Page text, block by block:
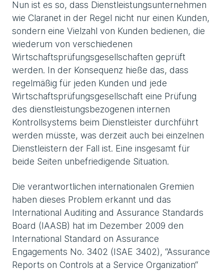
Nun ist es so, dass Dienstleistungsunternehmen
wie Claranet in der Regel nicht nur einen Kunden,
sondern eine Vielzahl von Kunden bedienen, die
wiederum von verschiedenen
Wirtschaftsprüfungsgesellschaften geprüft
werden. In der Konsequenz hieße das, dass
regelmäßig für jeden Kunden und jede
Wirtschaftsprüfungsgesellschaft eine Prüfung
des dienstleistungsbezogenen internen
Kontrollsystems beim Dienstleister durchführt
werden müsste, was derzeit auch bei einzelnen
Dienstleistern der Fall ist. Eine insgesamt für
beide Seiten unbefriedigende Situation.
Die verantwortlichen internationalen Gremien
haben dieses Problem erkannt und das
International Auditing and Assurance Standards
Board (IAASB) hat im Dezember 2009 den
International Standard on Assurance
Engagements No. 3402 (ISAE 3402), “Assurance
Reports on Controls at a Service Organization“